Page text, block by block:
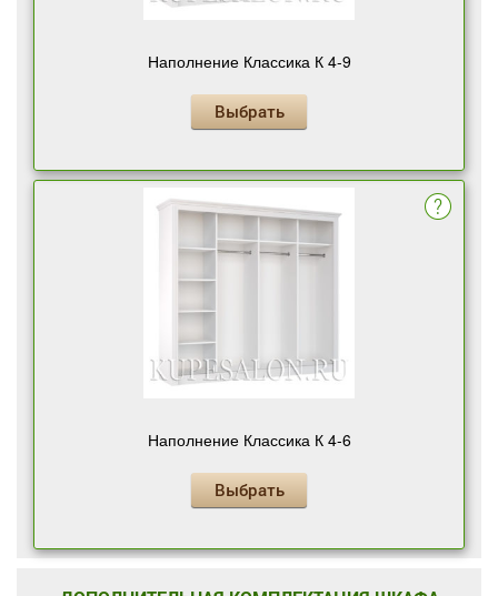
Наполнение Классика К 4-9
Выбрать
Наполнение Классика К 4-6
Выбрать